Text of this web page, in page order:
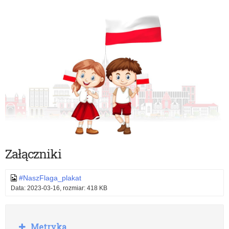
Załączniki
#NaszFlaga_plakat
Data: 2023-03-16, rozmiar: 418 KB
R
Metryka